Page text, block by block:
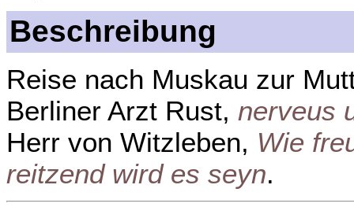
Beschreibung
Reise nach Muskau zur
Berliner Arzt Rust, nerveus
Herr von Witzleben, Wie
reitzend wird es seyn.